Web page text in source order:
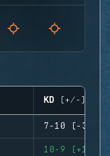
KD (+/-)
7-10 (-3)
10-9 (+1)